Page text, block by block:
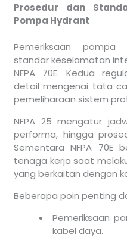
Prosedur dan
Pompa Hydrant
Pemeriksaan
standar keselamatan
NFPA 70E. Kedua
detail mengenai tata
pemeliharaan sistem
NFPA 25 mengatur
performa, hingga
Sementara NFPA 70E
tenaga kerja saat
yang berkaitan dengan
Beberapa poin penting
Pemeriksaan
kabel daya.